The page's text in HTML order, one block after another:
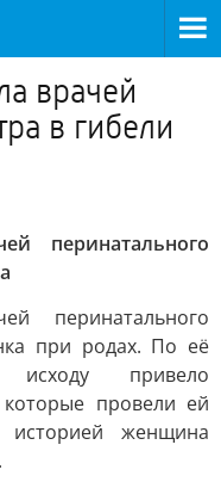
врачей
в гибели
перинатального
перинатального
при родах. По её
привело
которые провели ей
историей женщина